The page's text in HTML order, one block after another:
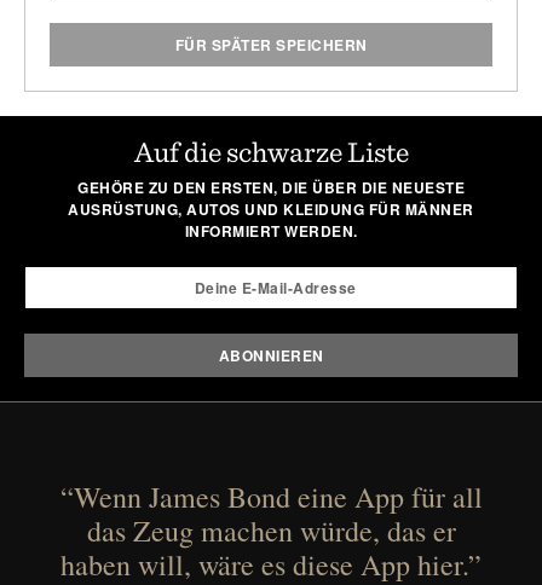
FÜR SPÄTER SPEICHERN
Auf die schwarze Liste
GEHÖRE ZU DEN ERSTEN, DIE ÜBER DIE NEUESTE
AUSRÜSTUNG, AUTOS UND KLEIDUNG FÜR MÄNNER
INFORMIERT WERDEN.
“Wenn James Bond eine App für all
das Zeug machen würde, das er
haben will, wäre es diese App hier.”